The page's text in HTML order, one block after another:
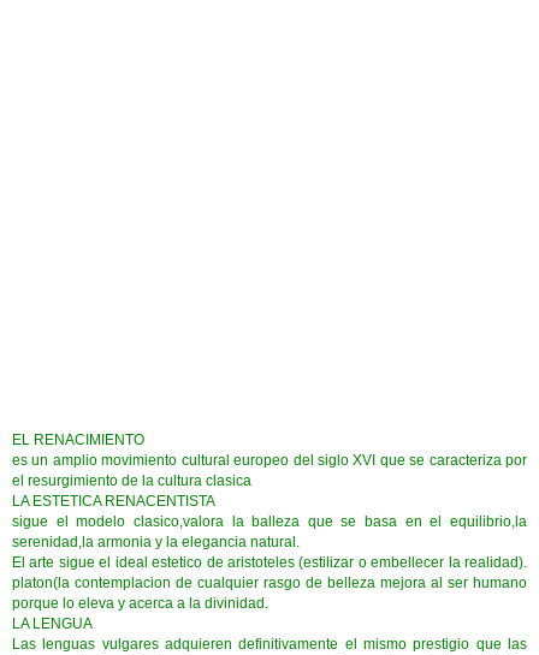
EL RENACIMIENTO
es un amplio movimiento cultural europeo del siglo XVI que se caracteriza por
el resurgimiento de la cultura clasica
LA ESTETICA RENACENTISTA
sigue el modelo clasico,valora la balleza que se basa en el equilibrio,la
serenidad,la armonia y la elegancia natural.
El arte sigue el ideal estetico de aristoteles (estilizar o embellecer la realidad).
platon(la contemplacion de cualquier rasgo de belleza mejora al ser humano
porque lo eleva y acerca a la divinidad.
LA LENGUA
Las lenguas vulgares adquieren definitivamente el mismo prestigio que las